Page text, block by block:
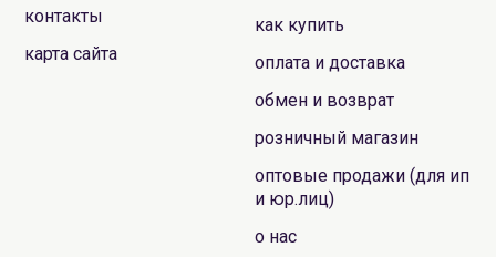
контакты
карта сайта
как купить
оплата и доставка
обмен и возврат
розничный магазин
оптовые продажи (для ип
и юр.лиц)
о нас